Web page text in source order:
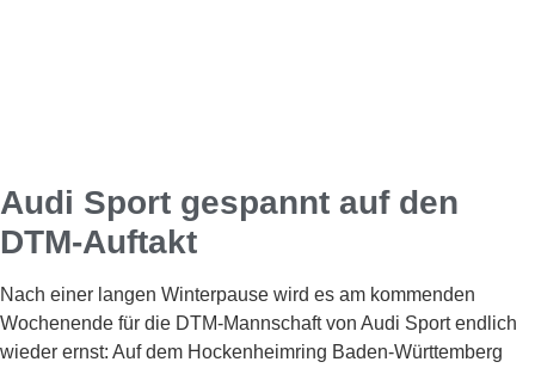
Audi Sport gespannt auf den
DTM-Auftakt
Nach einer langen Winterpause wird es am kommenden
Wochenende für die DTM-Mannschaft von Audi Sport endlich
wieder ernst: Auf dem Hockenheimring Baden-Württemberg